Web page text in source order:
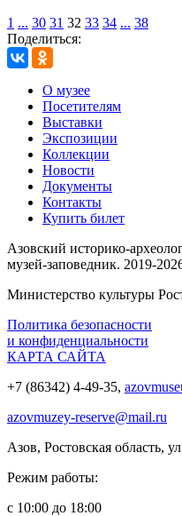
1 ... 30 31 32 33 34 ... 38
Поделиться:
О музее
Посетителям
Выставки
Экспозиции
Коллекции
Новости
Документы
Контакты
Купить билет
Азовский
музей‑заповедник. 2019-
Министерство культуры
Политика безопасности
и конфиденциальности
КАРТА САЙТА
+7 (86342) 4-49-35,
azovmuzey-reserve@mail.ru
Азов, Ростовская область,
Режим работы:
с 10:00 до 18:00